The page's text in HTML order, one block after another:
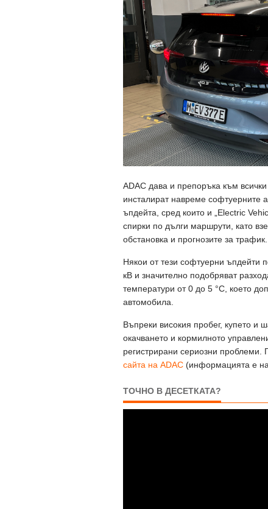
ADAC дава и препоръка към
инсталират навреме софтуерните
ъпдейта, сред които и „Electric
спирки по дълги маршрути, като
обстановка и прогнозите за трафик.
Някои от тези софтуерни ъпдейти
кВ и значително подобряват
температури от 0 до 5 °C, което
автомобила.
Въпреки високия пробег, купето и
окачването и кормилното
регистрирани сериозни проблеми.
сайта на ADAC (информацията е
ТОЧНО В ДЕСЕТКАТА?